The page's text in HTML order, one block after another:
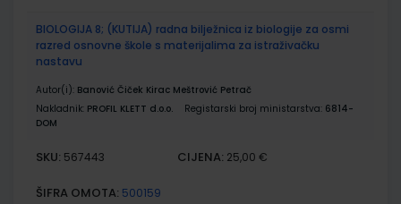
BIOLOGIJA 8; (KUTIJA) radna bilježnica iz biologije za osmi
razred osnovne škole s materijalima za istraživačku
nastavu
Autor(i): Banović Čiček Kirac Meštrović Petrač
Nakladnik: PROFIL KLETT d.o.o. Registarski broj ministarstva: 6814-
DOM
SKU: 567443 CIJENA: 25,00 €
ŠIFRA OMOTA: 500159